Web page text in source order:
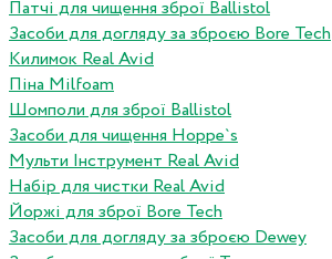
Патчі для чищення зброї Ballistol
Засоби для догляду за зброєю Bore Tech
Килимок Real Avid
Піна Milfoam
Шомполи для зброї Ballistol
Засоби для чищення Hoppe`s
Мульти Інструмент Real Avid
Набір для чистки Real Avid
Йоржі для зброї Bore Tech
Засоби для догляду за зброєю Dewey